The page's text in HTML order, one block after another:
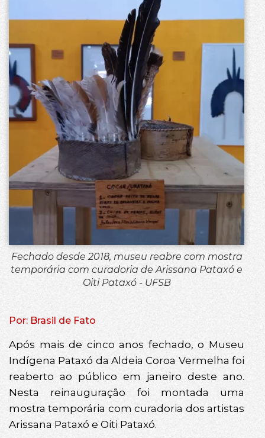
Fechado desde 2018, museu reabre com mostra
temporária com curadoria de Arissana Pataxó e
Oiti Pataxó - UFSB
Por: Brasil de Fato
Após mais de cinco anos fechado, o Museu
Indígena Pataxó da Aldeia Coroa Vermelha foi
reaberto ao público em janeiro deste ano.
Nesta reinauguração foi montada uma
mostra temporária com curadoria dos artistas
Arissana Pataxó e Oiti Pataxó.